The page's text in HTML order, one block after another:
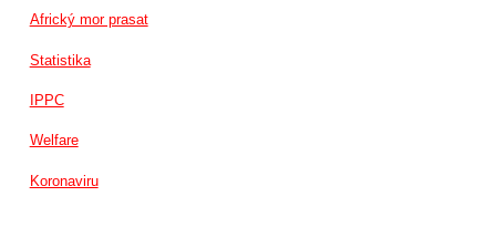
Africký mor prasat
Statistika
IPPC
Welfare
Koronaviru